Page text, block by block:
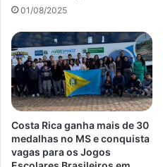
01/08/2025
Costa Rica ganha mais de 30
medalhas no MS e conquista
vagas para os Jogos